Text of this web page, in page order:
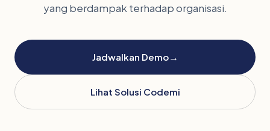
yang berdampak terhadap organisasi.
Jadwalkan Demo→
Lihat Solusi Codemi